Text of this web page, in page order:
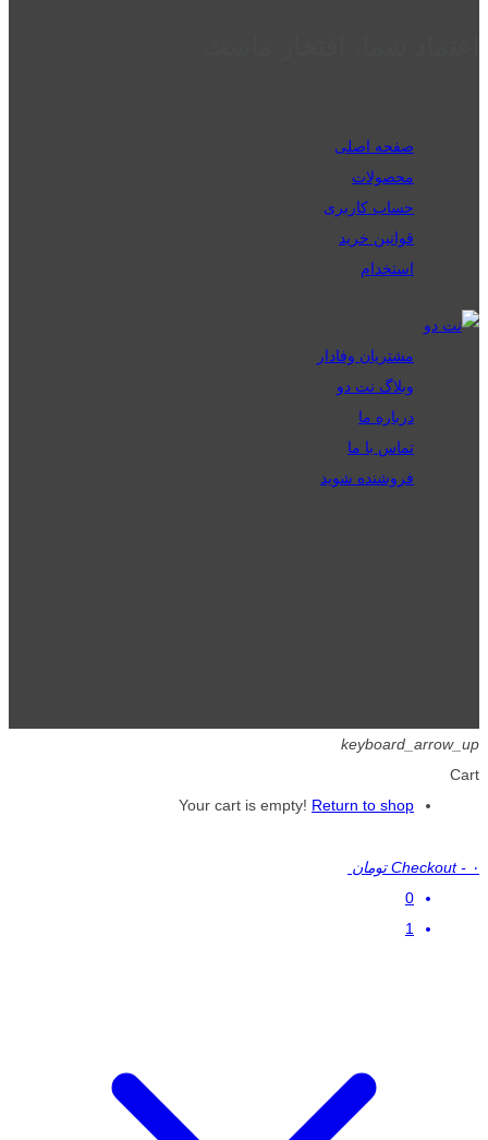
صفحه اصلی
محصولات
حساب کاربری
قوانین خرید
استخدام
مشتریان وفادار
وبلاگ نت دو
درباره ما
تماس با ما
فروشنده شوید
keyboard_arrow_up
Cart
Your cart is empty! Return to shop
Checkout - ۰ تومان
0
1